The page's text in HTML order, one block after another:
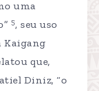
uma
5, seu uso
Kaigang
que,
Diniz, “o